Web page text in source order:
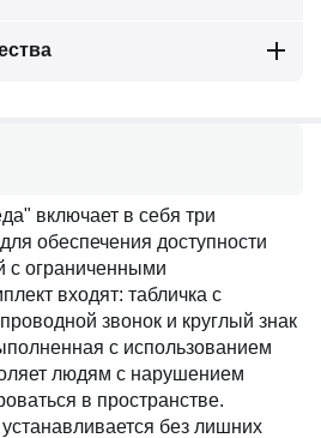
включает в себя три
обеспечения доступности
ограниченными
входят: табличка с
звонок и круглый знак
с использованием
людям с нарушением
в пространстве.
без лишних